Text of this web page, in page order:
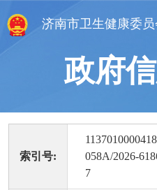
济南市卫生健康委员
政府
索引号:
058A/2026-
7